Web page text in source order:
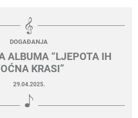
DOGAĐANJA
ALBUMA “LJEPOTA IH
KRASI”
29.04.2025.